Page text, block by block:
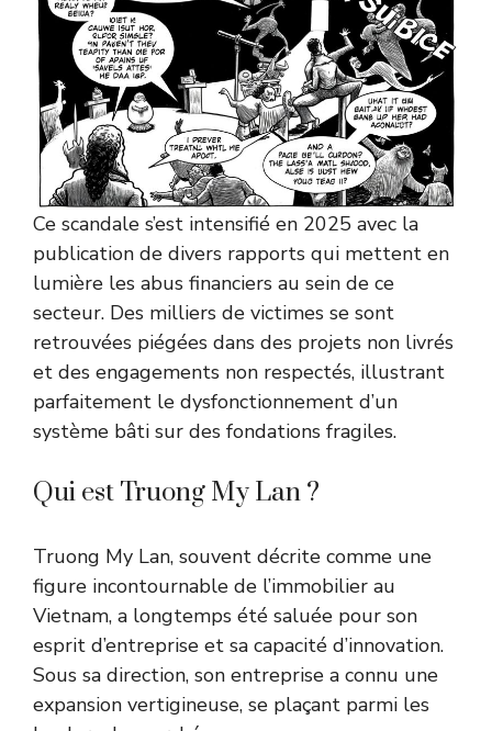
Ce scandale s’est intensifié en 2025 avec la
publication de divers rapports qui mettent en
lumière les abus financiers au sein de ce
secteur. Des milliers de victimes se sont
retrouvées piégées dans des projets non livrés
et des engagements non respectés, illustrant
parfaitement le dysfonctionnement d’un
système bâti sur des fondations fragiles.
Qui est Truong My Lan ?
Truong My Lan, souvent décrite comme une
figure incontournable de l’immobilier au
Vietnam, a longtemps été saluée pour son
esprit d’entreprise et sa capacité d’innovation.
Sous sa direction, son entreprise a connu une
expansion vertigineuse, se plaçant parmi les